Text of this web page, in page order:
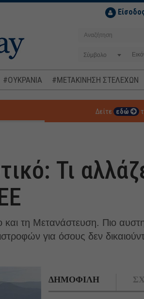
Σύμβολο
#ΟΥΚΡΑΝΙΑ #ΜΕΤΑΚΙΝΗΣΗ ΣΤΕΛΕΧΩΝ
Δείτε εδώ
Τι
τη Μετανάστευση. Πιο
για όσους δεν
ΔΗΜΟΦΙΛΗ